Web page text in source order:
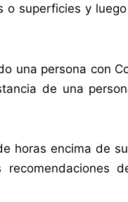
o superficies y
una persona con
de una
horas encima de